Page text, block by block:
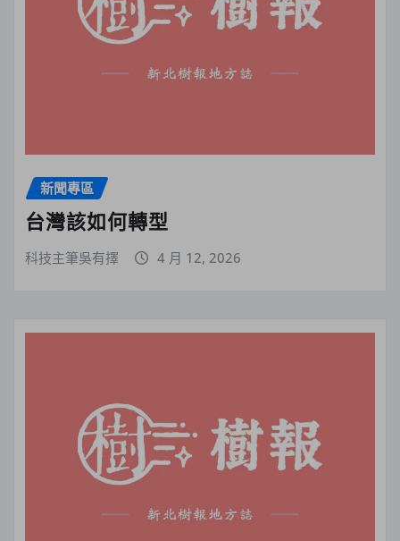
新聞專區
台灣該如何轉型
科技主筆吳有擇 4 月 12, 2026